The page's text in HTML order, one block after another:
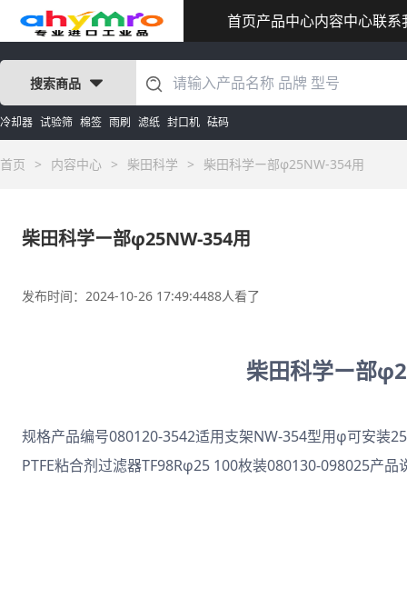
首页产品中心内容中心联系
搜索商品
冷却器 试验筛 棉签 雨刷 滤纸 封口机 砝码
首页 > 内容中心 > 柴田科学 > 柴田科学ー部φ25NW-354用
柴田科学ー部φ25NW-354用
发布时间：2024-10-26 17:49:4488人看了
柴田科学ー部
规格产品编号080120-3542适用支架NW-354型用φ可安装
PTFE粘合剂过滤器TF98Rφ25 100枚装080130-098025产品